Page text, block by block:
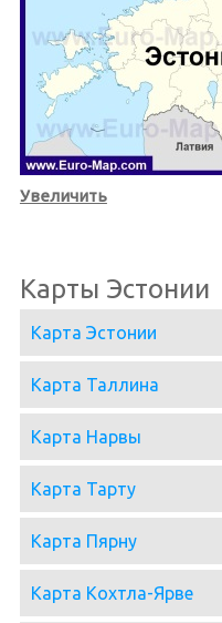
Увеличить
Карты Эстонии
Карта Эстонии
Карта Таллина
Карта Нарвы
Карта Тарту
Карта Пярну
Карта Кохтла-Ярве